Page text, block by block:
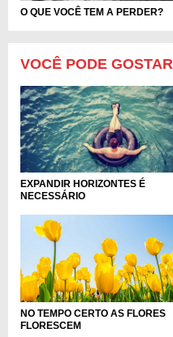
O QUE VOCÊ TEM A PERDER?
VOCÊ PODE GOSTAR
EXPANDIR HORIZONTES É
NECESSÁRIO
NO TEMPO CERTO AS FLORES
FLORESCEM